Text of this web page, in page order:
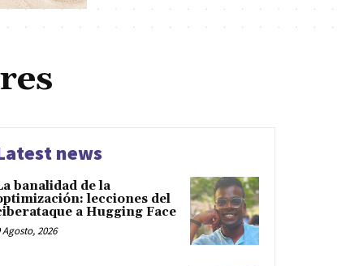
news
banalidad de la
lecciones del
a Hugging Face
Agosto, 2026